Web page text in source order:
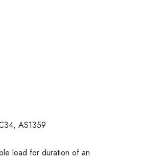
AS1359
load for duration of an